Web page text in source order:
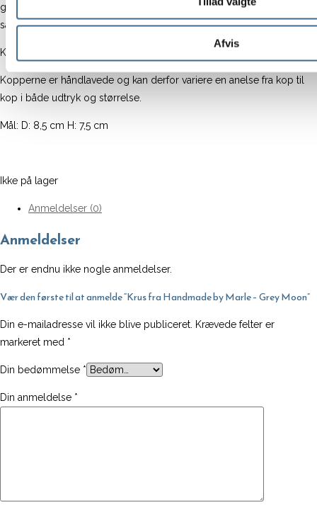
Afvis
glasur og er lavet i stentøj. Den er lavet i hånden og det giver den her
særlige unikke feeling.
Koppen tåler opvaskemaskine.
Kopperne er håndlavede og kan derfor variere en anelse fra kop til
kop i både udtryk og størrelse.
Mål: D: 8,5 cm H: 7,5 cm
Ikke på lager
Anmeldelser (0)
Anmeldelser
Der er endnu ikke nogle anmeldelser.
Vær den første til at anmelde “Krus fra Handmade by Marle – Grey Moon”
Din e-mailadresse vil ikke blive publiceret. Krævede felter er
markeret med *
Din bedømmelse *
Din anmeldelse *